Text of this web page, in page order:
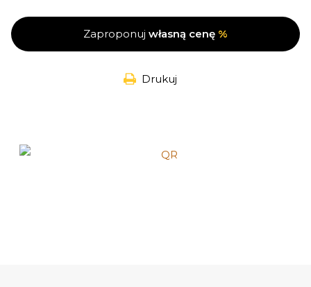
Zaproponuj własną cenę %
Drukuj